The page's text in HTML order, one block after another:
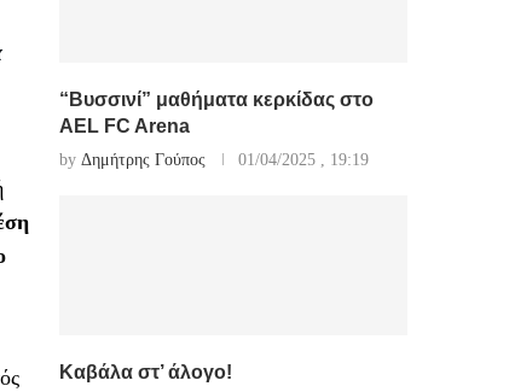
“Βυσσινί” μαθήματα κερκίδας στο
AEL FC Arena
by Δημήτρης Γούπος 01/04/2025 , 19:19
Καβάλα στ’ άλογο!